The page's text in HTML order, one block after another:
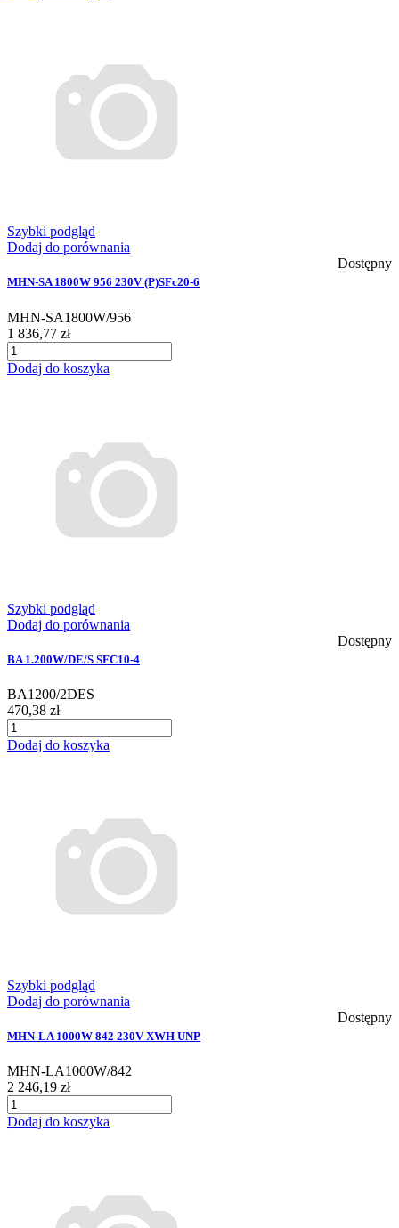
Szybki podgląd
Dodaj do porównania
Dostępny
MHN-SA 1800W 956 230V (P)SFc20-6
MHN-SA1800W/956
1 836,77 zł
Dodaj do koszyka
Szybki podgląd
Dodaj do porównania
Dostępny
BA 1.200W/DE/S SFC10-4
BA1200/2DES
470,38 zł
Dodaj do koszyka
Szybki podgląd
Dodaj do porównania
Dostępny
MHN-LA 1000W 842 230V XWH UNP
MHN-LA1000W/842
2 246,19 zł
Dodaj do koszyka